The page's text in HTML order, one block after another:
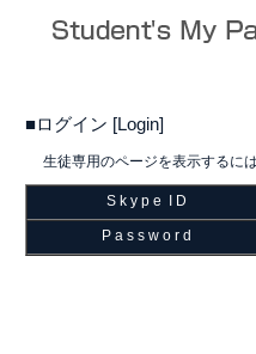
■ログイン [Login]
生徒専用のページを表示するに
S k y p e I D
P a s s w o r d